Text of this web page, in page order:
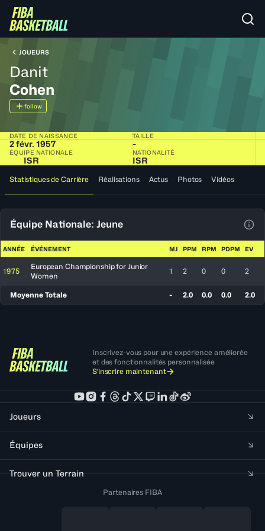
JOUEURS
Danit
Cohen
follow
DATE DE NAISSANCE
2 févr. 1957
TAILLE
-
ÉQUIPE NATIONALE
ISR
NATIONALITÉ
ISR
Statistiques de Carrière Réalisations Actus Photos Vidéos
Équipe Nationale: Jeune
ANNÉE ÉVÉNEMENT MJ PPM RPM PDPM EV
1975
European Championship for Junior
Women
1 2 0 0 2
Moyenne Totale - 2.0 0.0 0.0 2.0
Inscrivez-vous pour une expérience améliorée
et des fonctionnalités personnalisée
S'inscrire maintenant
Joueurs
Équipes
Trouver un Terrain
Partenaires FIBA